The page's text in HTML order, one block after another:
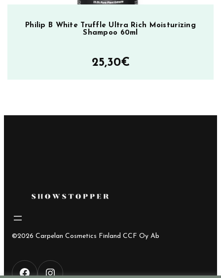
Philip B White Truffle Ultra Rich Moisturizing
Shampoo 60ml
25,30€
©2026 Carpelan Cosmetics Finland CCF Oy Ab